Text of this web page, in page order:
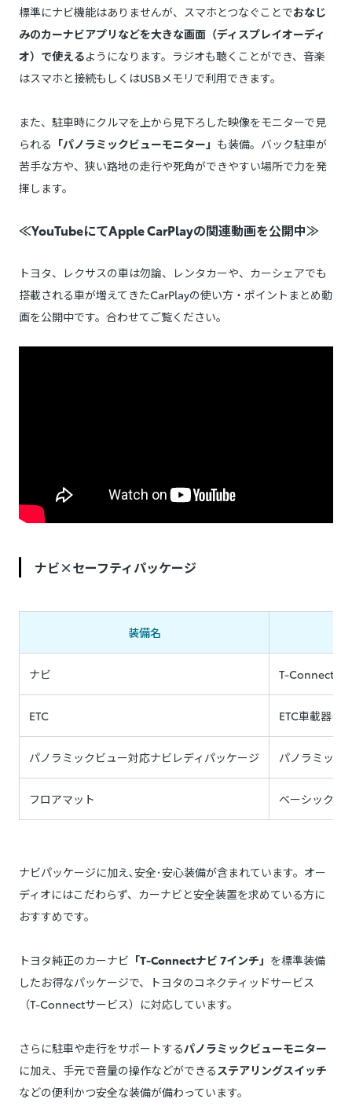
標準にナビ機能はありませんが、スマホとつなぐことでおなじ
みのカーナビアプリなどを大きな画面（ディスプレイオーディ
オ）で使えるようになります。ラジオも聴くことができ、音楽
はスマホと接続もしくはUSBメモリで利用できます。
また、駐車時にクルマを上から見下ろした映像をモニターで見
られる 「パノラミックビューモニター」 も装備。バック駐車が
苦手な方や、狭い路地の走行や死角ができやすい場所で力を発
揮します。
≪YouTubeにてApple CarPlayの関連動画を公開中≫
トヨタ、レクサスの車は勿論、レンタカーや、カーシェアでも
搭載される車が増えてきたCarPlayの使い方・ポイントまとめ動
画を公開中です。合わせてご覧ください。
ナビ×セーフティパッケージ
装備名
ナビ T-Connectナ
ETC ETC車載器(
パノラミックビュー対応ナビレディパッケージ パノラミック
フロアマット ベーシック
ナビパッケージに加え､安全･安心装備が含まれています。オー
ディオにはこだわらず、カーナビと安全装置を求めている方に
おすすめです。
トヨタ純正のカーナビ 「T-Connectナビ 7インチ」 を標準装備
したお得なパッケージで、トヨタのコネクティッドサービス
（T-Connectサービス）に対応しています。
さらに駐車や走行をサポートするパノラミックビューモニター
に加え、手元で音量の操作などができるステアリングスイッチ
などの便利かつ安全な装備が備わっています。